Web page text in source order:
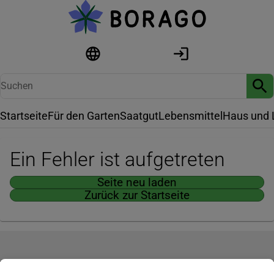
StartseiteFür den GartenSaatgutLebensmittel Haus und
Ein Fehler ist aufgetreten
Seite neu laden
Zurück zur Startseite